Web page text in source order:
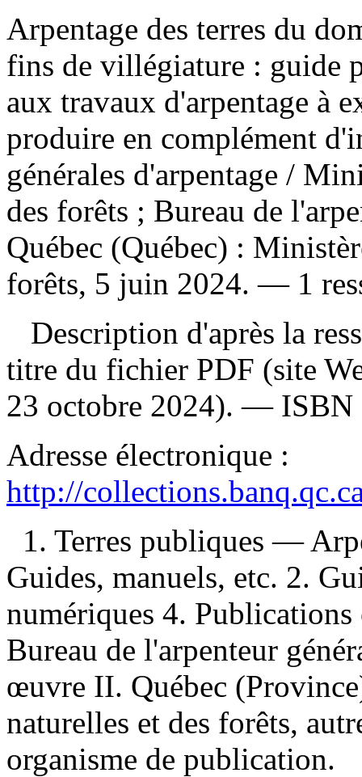
Arpentage des terres du
fins de villégiature : guide
aux travaux d'arpentage à
produire en complément
générales d'arpentage /
des forêts ; Bureau de
Québec (Québec) :
forêts, 5 juin 2024. — 1
Description d'après la
titre du fichier PDF (site
23 octobre 2024). — ISBN
Adresse électronique :
http://
1. Terres publiques —
Guides, manuels, etc. 2.
numériques 4.
Bureau de l'arpenteur
œuvre II. Québec
naturelles et des forêts,
organisme de publication.